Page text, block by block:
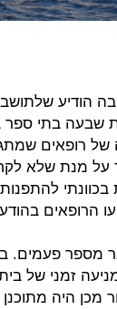
הודיע
שבעה בתי ספר
של רופאים
על מנת שלא
להתפנות
הרופאים
מספר פעמים.
צו מניעה זמני
היה